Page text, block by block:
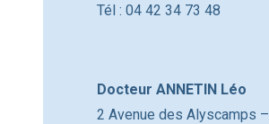
Tél : 04 42 34 73 48
Docteur ANNETIN Léo
2 Avenue des Alyscamps –